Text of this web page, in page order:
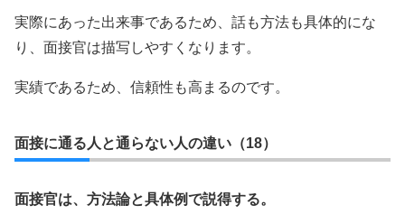
実際にあった出来事であるため、話も方法も具体的にな
り、面接官は描写しやすくなります。
実績であるため、信頼性も高まるのです。
面接に通る人と通らない人の違い（18）
面接官は、方法論と具体例で説得する。